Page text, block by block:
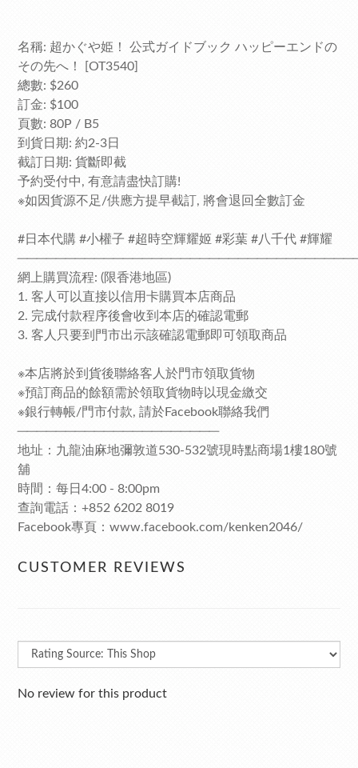
名稱: 超かぐや姫！ 公式ガイドブック ハッピーエンドの
その先へ！ [OT3540]
總數: $260
訂金: $100
頁數: 80P / B5
到貨日期: 約2-3日
截訂日期: 貨斷即截
予約受付中, 有意請盡快訂購!
※如因貨源不足/供應方提早截訂, 將會退回全數訂金
#日本代購 #小權子 #超時空輝耀姬 #彩葉 #八千代 #輝耀
網上購買流程: (限香港地區)
1. 客人可以直接以信用卡購買本店商品
2. 完成付款程序後會收到本店的確認電郵
3. 客人只要到門市出示該確認電郵即可領取商品
※本店將於到貨後聯絡客人於門市領取貨物
※預訂商品的餘額需於領取貨物時以現金繳交
※銀行轉帳/門市付款, 請於Facebook聯絡我們
─────────────────────
地址：九龍油麻地彌敦道530-532號現時點商場1樓180號
舖
時間：每日4:00 - 8:00pm
查詢電話：+852 6202 8019
Facebook專頁：www.facebook.com/kenken2046/
CUSTOMER REVIEWS
No review for this product